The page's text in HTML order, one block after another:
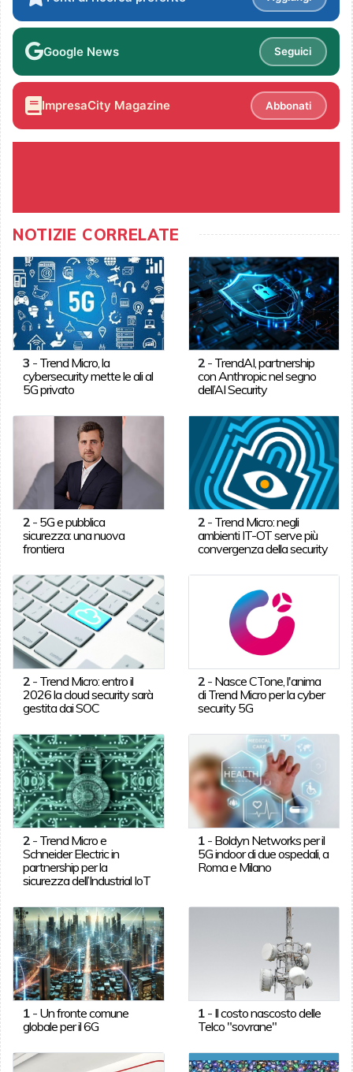
Google News Seguici
ImpresaCity Magazine Abbonati
NOTIZIE CORRELATE
3 - Trend Micro, la
cybersecurity mette le ali al
5G privato
2 - TrendAI, partnership
con Anthropic nel segno
dell’AI Security
2- 5G e pubblica
sicurezza: una nuova
frontiera
2 - Trend Micro: negli
ambienti IT-OT serve più
convergenza della security
2- Trend Micro: entro il
2026 la cloud security sarà
gestita dai SOC
2 - Nasce CTone, l'anima
di Trend Micro per la cyber
security 5G
2- Trend Micro e
Schneider Electric in
partnership per la
sicurezza dell’Industrial IoT
1 - Boldyn Networks per il
5G indoor di due ospedali, a
Roma e Milano
1- Un fronte comune
globale per il 6G
1 - Il costo nascosto delle
Telco "sovrane"